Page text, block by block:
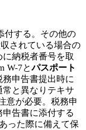
付する。その他の
されている場合の
納税者番号を取
W-7とパスポート
務申告書提出時に
と異なりテキサ
意が必要。税務申
告書に添付する
った際に備えて保